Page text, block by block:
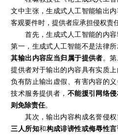
文中主张，生成式人工智能输出
客观要件时，提供者应承担侵权责任
首先，生成式人工智能的内容
第一，生成式人工智能不是法律
其输出内容应当归属于提供者。
提供者对于输出的内容具有实质
负有防止输出虚假、有害内容的
技术服务提供者， 不能援引网络
则免除责任。
其次，输出内容构成名誉侵权
三人所知和构成诽谤性或侮辱性